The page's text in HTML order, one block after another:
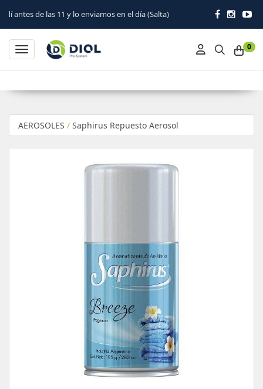
y lo enviamos en el día (Salta)
0
Toggle navigation
AEROSOLES / Saphirus Repuesto Aerosol